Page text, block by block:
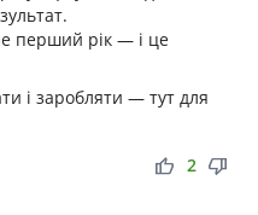
перший рік — і це
і заробляти — тут для
thumb_up thumb_down
2